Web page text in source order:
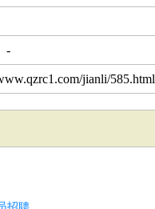
-
jianli/585.html